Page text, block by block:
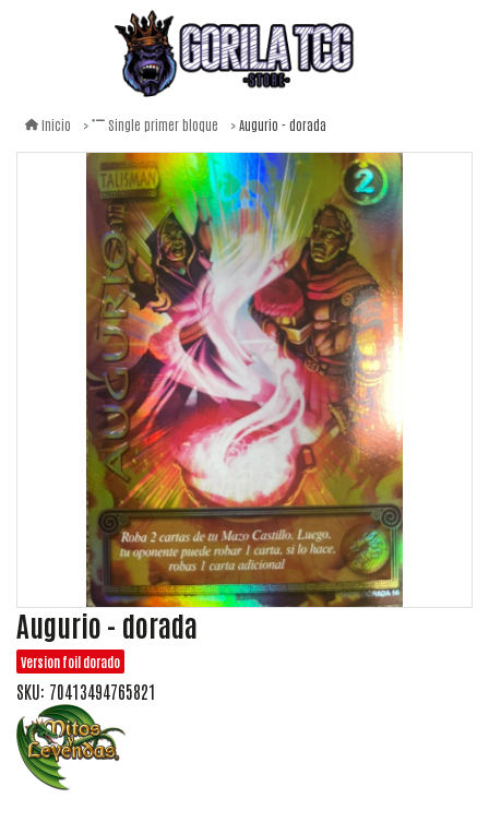
Inicio Single primer bloque Augurio - dorada
Augurio - dorada
Version foil dorado
SKU: 70413494765821